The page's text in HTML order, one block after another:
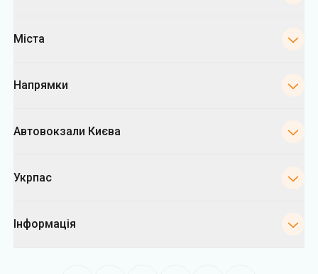
Міста
Напрямки
Автовокзали Києва
Укрпас
Інформація